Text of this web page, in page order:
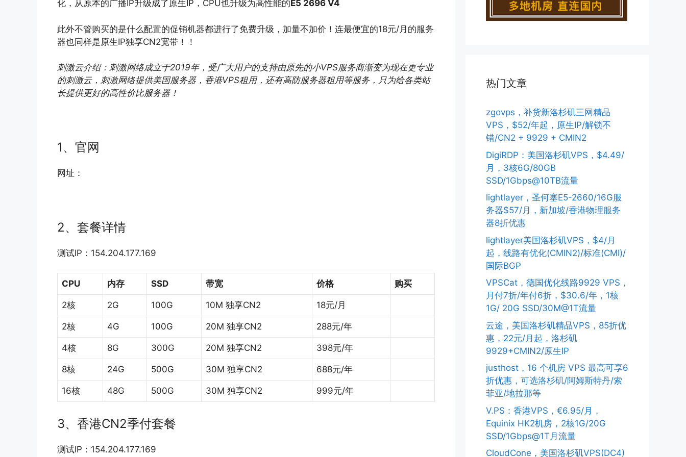
化，从原本的广播IP升级成了原生IP，CPU也升级为高性能的 E5 2696 V4
此外不管购买的是什么配置的促销机器都进行了免费升级，加量不加价！连最便宜的18元/月的服务
器也同样是原生IP独享CN2宽带！！
刺激云介绍： 刺激网络成立于2019年，受广大用户的支持由原先的小VPS服务商渐变为现在更专业
的刺激云，刺激网络提供美国服务器，香港VPS租用，还有高防服务器租用等服务，只为给各类站
长提供更好的高性价比服务器！
1、官网
网址：
2、套餐详情
测试IP：154.204.177.169
CPU 内存 SSD 带宽 价格 购买
2核 2G 100G 10M 独享CN2 18元/月
2核 4G 100G 20M 独享CN2 288元/年
4核 8G 300G 20M 独享CN2 398元/年
8核 24G 500G 30M 独享CN2 688元/年
16核 48G 500G 30M 独享CN2 999元/年
3、香港CN2季付套餐
测试IP：154.204.177.169
热门文章
zgovps，补货新洛杉矶三网精品
VPS，$52/年起，原生IP/解锁不
错/CN2 + 9929 + CMIN2
DigiRDP：美国洛杉矶VPS，$4.49/
月，3核6G/80GB
SSD/1Gbps@10TB流量
lightlayer，圣何塞E5-2660/16G服
务器$57/月，新加坡/香港物理服务
器8折优惠
lightlayer美国洛杉矶VPS，$4/月
起，线路有优化(CMIN2)/标准(CMI)/
国际BGP
VPSCat，德国优化线路9929 VPS，
月付7折/年付6折，$30.6/年，1核
1G/ 20G SSD/30M@1T流量
云途，美国洛杉矶精品VPS，85折优
惠，22元/月起，洛杉矶
9929+CMIN2/原生IP
justhost，16 个机房 VPS 最高可享6
折优惠，可选洛杉矶/阿姆斯特丹/索
菲亚/地拉那等
V.PS：香港VPS，€6.95/月，
Equinix HK2机房，2核1G/20G
SSD/1Gbps@1T月流量
CloudCone，美国洛杉矶VPS(DC4)